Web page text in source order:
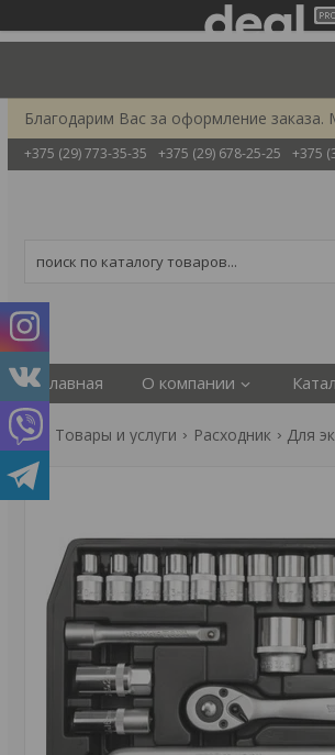
Благодарим Вас за оформление
+375 (29) 773-35-35 +375 (29) 678-25-25 +375
Главная О компании
Товары и услуги Расходник Для